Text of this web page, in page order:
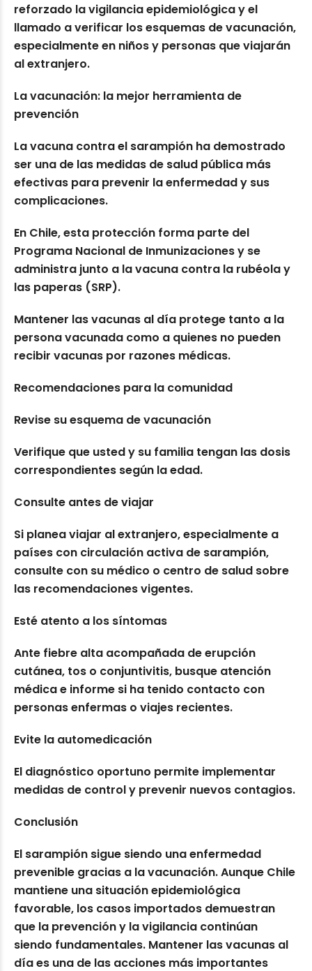
reforzado la vigilancia epidemiológica y el
llamado a verificar los esquemas de vacunación,
especialmente en niños y personas que viajarán
al extranjero.
La vacunación: la mejor herramienta de
prevención
La vacuna contra el sarampión ha demostrado
ser una de las medidas de salud pública más
efectivas para prevenir la enfermedad y sus
complicaciones.
En Chile, esta protección forma parte del
Programa Nacional de Inmunizaciones y se
administra junto a la vacuna contra la rubéola y
las paperas (SRP).
Mantener las vacunas al día protege tanto a la
persona vacunada como a quienes no pueden
recibir vacunas por razones médicas.
Recomendaciones para la comunidad
Revise su esquema de vacunación
Verifique que usted y su familia tengan las dosis
correspondientes según la edad.
Consulte antes de viajar
Si planea viajar al extranjero, especialmente a
países con circulación activa de sarampión,
consulte con su médico o centro de salud sobre
las recomendaciones vigentes.
Esté atento a los síntomas
Ante fiebre alta acompañada de erupción
cutánea, tos o conjuntivitis, busque atención
médica e informe si ha tenido contacto con
personas enfermas o viajes recientes.
Evite la automedicación
El diagnóstico oportuno permite implementar
medidas de control y prevenir nuevos contagios.
Conclusión
El sarampión sigue siendo una enfermedad
prevenible gracias a la vacunación. Aunque Chile
mantiene una situación epidemiológica
favorable, los casos importados demuestran
que la prevención y la vigilancia continúan
siendo fundamentales. Mantener las vacunas al
día es una de las acciones más importantes